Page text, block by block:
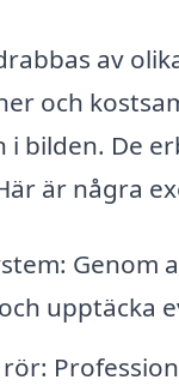
av
och
bilden. De
är några
upptäcka